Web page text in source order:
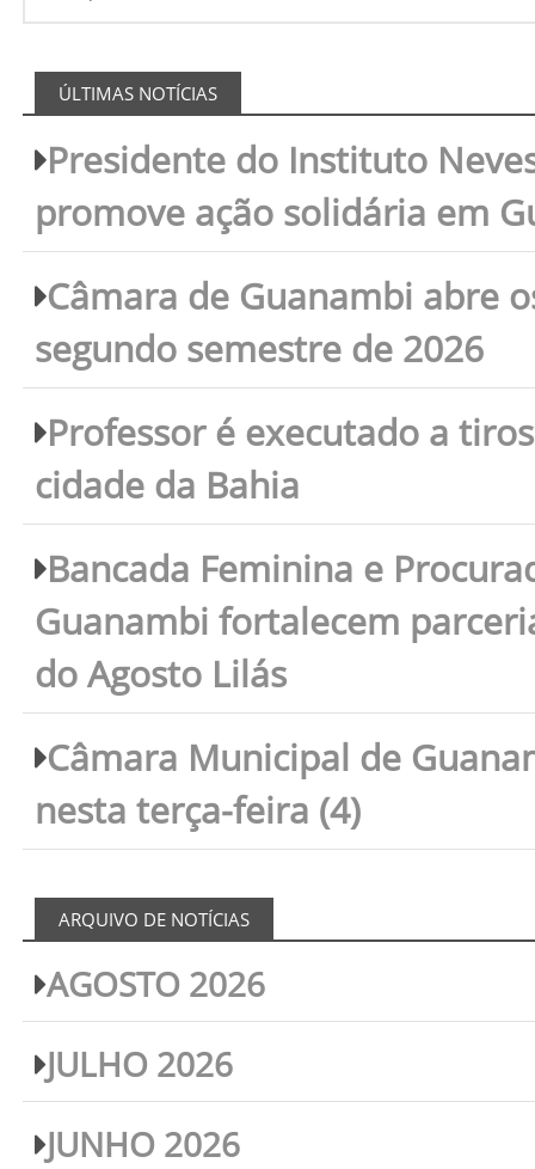
ÚLTIMAS NOTÍCIAS
Presidente do Instituto
promove ação solidária em
Câmara de Guanambi abre
segundo semestre de 2026
Professor é executado a
cidade da Bahia
Bancada Feminina e
Guanambi fortalecem
do Agosto Lilás
Câmara Municipal de
nesta terça-feira (4)
ARQUIVO DE NOTÍCIAS
AGOSTO 2026
JULHO 2026
JUNHO 2026